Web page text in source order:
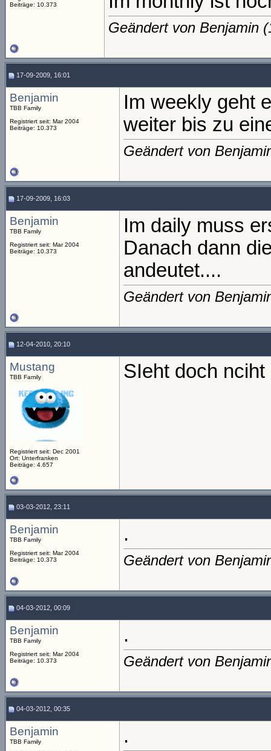
Beiträge: 10.373
Geändert von Benjamin
17-09-2009, 16:01
Benjamin
TBB Family
Registriert seit: Mar 2004
Beiträge: 10.373
Im weekly geht
weiter bis zu
Geändert von
17-09-2009, 16:03
Benjamin
TBB Family
Registriert seit: Mar 2004
Beiträge: 10.373
Im daily muss
Danach dann
andeutet....
Geändert von
12-04-2010, 20:10
Mustang
TBB Family
Registriert seit: Dec 2001
Ort: Unterfranken
Beiträge: 4.657
SIeht doch
03-03-2012, 23:11
Benjamin
TBB Family
Registriert seit: Mar 2004
Beiträge: 10.373
.
Geändert von
04-03-2012, 00:09
Benjamin
TBB Family
Registriert seit: Mar 2004
Beiträge: 10.373
.
Geändert von
04-03-2012, 00:35
Benjamin
TBB Family
.